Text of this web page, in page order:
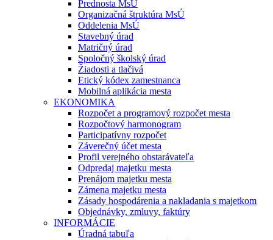
Prednosta MsÚ
Organizačná štruktúra MsÚ
Oddelenia MsÚ
Stavebný úrad
Matričný úrad
Spoločný školský úrad
Žiadosti a tlačivá
Etický kódex zamestnanca
Mobilná aplikácia mesta
EKONOMIKA
Rozpočet a programový rozpočet mesta
Rozpočtový harmonogram
Participatívny rozpočet
Záverečný účet mesta
Profil verejného obstarávateľa
Odpredaj majetku mesta
Prenájom majetku mesta
Zámena majetku mesta
Zásady hospodárenia a nakladania s majetkom
Objednávky, zmluvy, faktúry
INFORMÁCIE
Úradná tabuľa